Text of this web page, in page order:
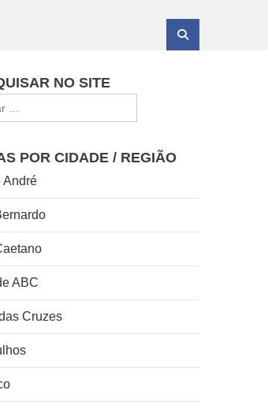
NO SITE
por:
POR CIDADE / REGIÃO
André
ABC
Cruzes